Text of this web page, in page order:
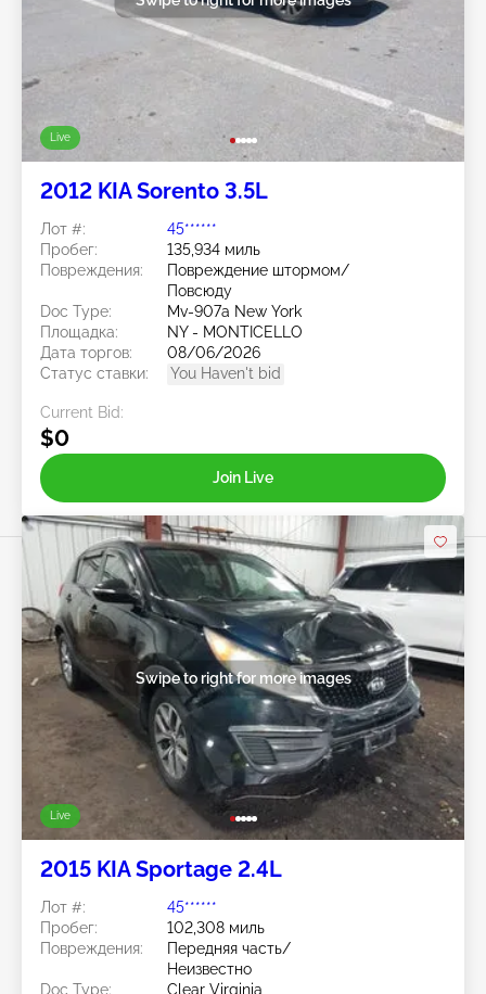
Live
2012 KIA Sorento 3.5L
Лот #:
45******
Пробег:
135,934 миль
Повреждения:
Повреждение штормом/
Повсюду
Doc Type:
Mv-907a New York
Площадка:
NY - MONTICELLO
Дата торгов:
08/06/2026
Статус ставки:
You Haven't bid
Current Bid:
$0
Join Live
Live
Swipe to right for more images
2015 KIA Sportage 2.4L
Лот #:
45******
Пробег:
102,308 миль
Повреждения:
Передняя часть/
Неизвестно
Doc Type:
Clear Virginia